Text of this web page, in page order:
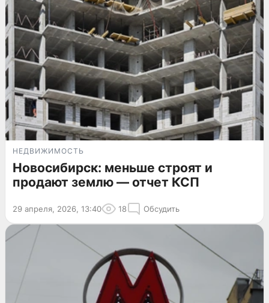
НЕДВИЖИМОСТЬ
Новосибирск: меньше строят и
продают землю — отчет КСП
29 апреля, 2026, 13:40 18 Обсудить